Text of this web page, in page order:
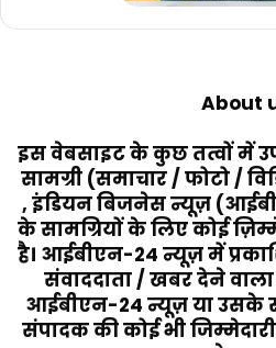
About
इस वेबसाइट के कुछ तत्वों में
सामग्री (समाचार / फोटो /
, इंडियन बिजनेस न्यूज़
के सामग्रियों के लिए कोई
है। आईबीएन-24 न्यूज़ में
संवाददाता / खबर देने वाला
आईबीएन-24 न्यूज़ या उसके
संपादक की कोई भी जिम्मेदारी